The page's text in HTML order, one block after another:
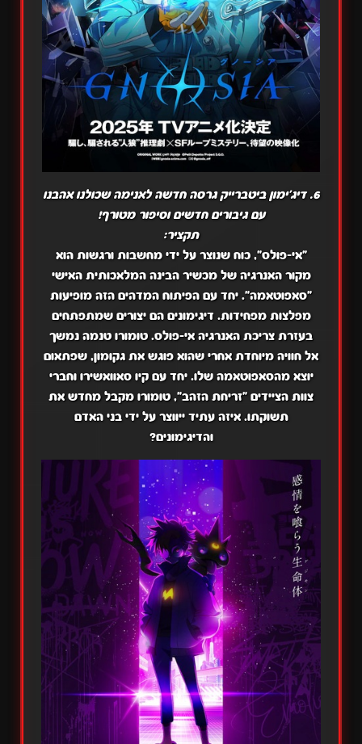
6. דיג'ימון ביטברייק גרסה חדשה לאנימה שכולנו אהבנו
עם גיבורים חדשים וסיפור מטורף!
תקציר:
"אי-פולס", כוח שנוצר על ידי מחשבות ורגשות הוא
מקור האנרגיה של מכשיר הבינה המלאכותית האישי
"סאפוטאמה". יחד עם הפיתוח המדהים הזה מופיעות
מפלצות מפחידות. דיגימונים הם יצורים שמתפתחים
בעזרת צריכת האנרגיה אי-פולס. טומורו טנמה נמשך
אל חוויה מיוחדת אחרי שהוא פוגש את גקומון, שפתאום
יוצא מהסאפוטאמה שלו. יחד עם קיו סאוואשירו וחברי
צוות הציידים "זריחת הזהב", טומורו מקבל מחדש את
תשוקתו. איזה עתיד ייווצר על ידי בני האדם
והדיגימונים?